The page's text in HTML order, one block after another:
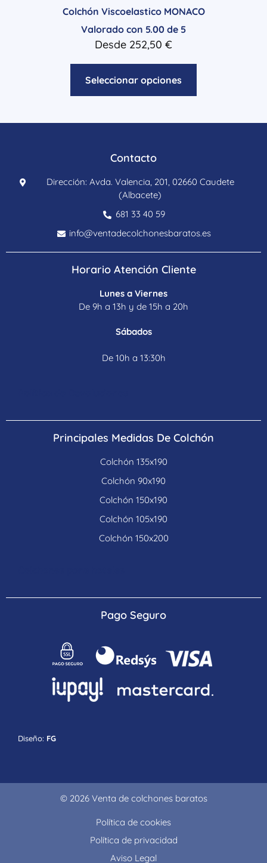
Colchón Viscoelastico MONACO
Valorado con 5.00 de 5
Desde 252,50 €
Seleccionar opciones
Contacto
Dirección: Avda. Valencia, 201, 02660 Caudete
(Albacete)
681 33 40 59
info@ventadecolchonesbaratos.es
Horario Atención Cliente
Lunes a Viernes
De 9h a 13h y de 15h a 20h
Sábados
De 10h a 13:30h
Principales Medidas De Colchón
Colchón 135x190
Colchón 90x190
Colchón 150x190
Colchón 105x190
Colchón 150x200
Pago Seguro
Diseño: FG
© 2026 Venta de colchones baratos
Política de cookies
Política de privacidad
Aviso Legal